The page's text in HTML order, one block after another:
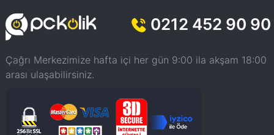
0212 452 90 90
Çağrı Merkezimize hafta içi her gün 9:00 ila akşam 18:00
arası ulaşabilirsiniz.